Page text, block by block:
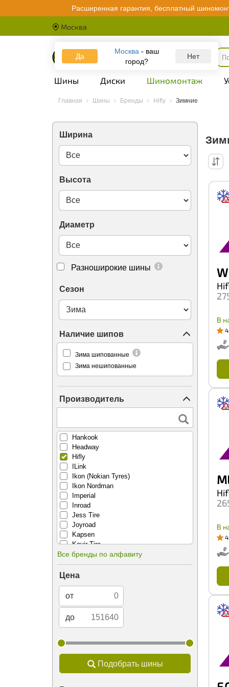
Расширенная гарантия, бесплатный
Москва
Да
Москва - ваш
город?
Нет
Каталог
Шины Диски Шиномонтаж
Главная Шины Бренды Hifly Зимние
Ширина
Высота
Диаметр
Разноширокие шины
Сезон
Наличие шипов
Зима шипованные
Зима нешипованные
Производитель
Centara
Compasal
Contyre
Cooper
Crossleader
Deestone
Doublestar
Dunlop
Duraturn
Dynamo
Emrald
Falken
Firemax
Firestone
Force Land
Formula (Pirelli)
Fortune
GT Radial
Galaxy
General
GiTi
Ginell
Goodride
Greentrac
Grenlander
Gripmax
Haida
Hankook
Headway
Hifly
ILink
Ikon (Nokian Tyres)
Ikon Nordman
Imperial
Inroad
Jess Tire
Joyroad
Kapsen
Kavir Tire
Kenda
Kinforest
King tyre
Kleber
Kumho
Kustone
Landrock
Landspider
Lanvigator
Все бренды по алфавиту
Цена
от
до
Подобрать шины
В
4
В
4